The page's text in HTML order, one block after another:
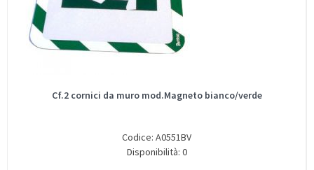
Cf.2 cornici da muro mod.Magneto bianco/verde
Codice: A0551BV
Disponibilità: 0